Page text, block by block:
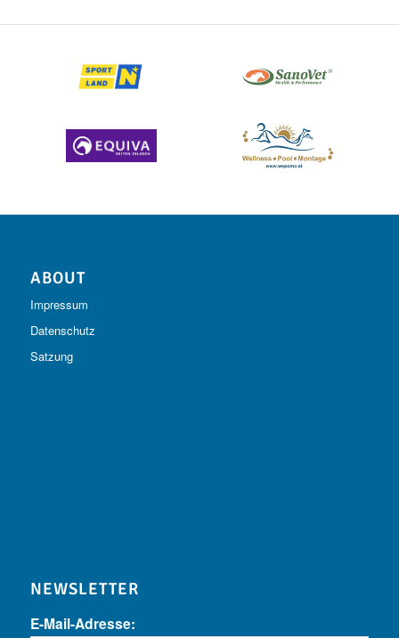
ABOUT
Impressum
Datenschutz
Satzung
NEWSLETTER
E-Mail-Adresse: